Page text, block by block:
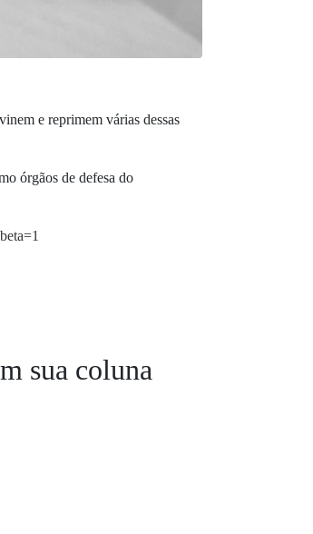
e reprimem várias dessas
órgãos de defesa do
sua coluna